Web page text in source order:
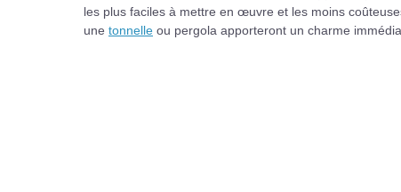
les plus faciles à mettre en œuvre et les moins
une tonnelle ou pergola apporteront un charme